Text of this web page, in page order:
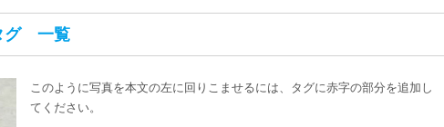
グ 一覧
このように写真を本文の左に回りこませるには、タグに赤字の部分を追加し
てください。